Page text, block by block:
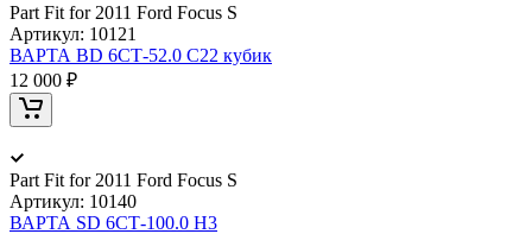
Part Fit for 2011 Ford Focus S
Артикул: 10121
ВАРТА BD 6СТ-52.0 C22 кубик
12 000 ₽
Part Fit for 2011 Ford Focus S
Артикул: 10140
ВАРТА SD 6СТ-100.0 H3